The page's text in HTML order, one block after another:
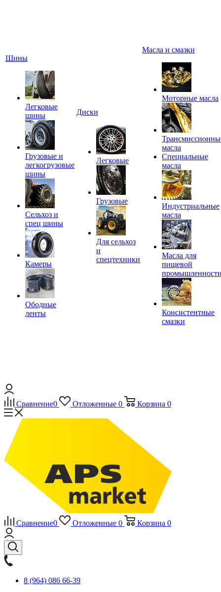
Шины
Легковые
шины
Грузовые и
легкогрузовые
шины
Сельхоз и
спец шины
Камеры
Ободные
ленты
Диски
Легковые
Грузовые
Для сельхоз
и
спецтехники
Масла и смазки
Моторные масла
масла
Специальные
масла
Индустриальные
масла
Масла для
пищевой
Консистентные
смазки
Сравнение0 Отложенные 0 Корзина 0
Сравнение0 Отложенные 0 Корзина 0
8 (964) 086 66-39